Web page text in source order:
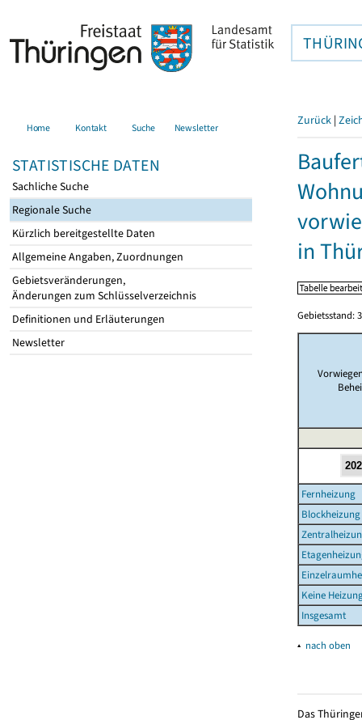
Home Kontakt Suche Newsletter
STATISTISCHE DATEN
Sachliche Suche
Regionale Suche
Kürzlich bereitgestellte Daten
Allgemeine Angaben, Zuordnungen
Gebietsveränderungen,
Änderungen zum Schlüsselverzeichnis
Definitionen und Erläuterungen
Newsletter
Zurück |
in
Gebietsstand:
Fernheizung
Blockheizung
Keine
Insgesamt
▴ nach oben
Das